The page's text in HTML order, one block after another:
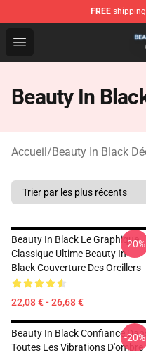
FREE
Open menu
Beauty In Black
Beauty In
Accueil/Beauty In Black
Beauty In Black Le Graphique
Classique Ultime Beauty In
Black Couverture Des Oreillers
22,08 € - 26,68 €
-20%
Beauty In Black Confiance
Toutes Les Vibrations D'ombre
-20%